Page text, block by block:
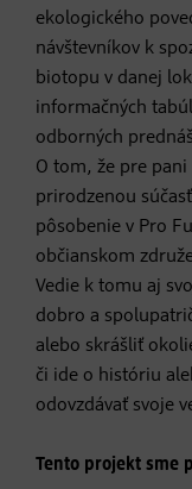
ekologického
návštevníkov k
biotopu v danej
informačných
odborných
O tom, že pre
prirodzenou
pôsobenie v Pro
občianskom
Vedie k tomu aj
dobro a
alebo skrášliť
či ide o históriu
odovzdávať svoje
Tento projekt sme